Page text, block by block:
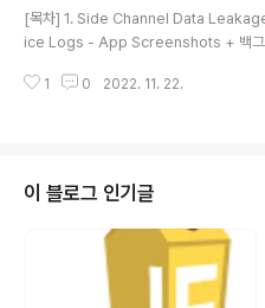
s:// ftp:// telnet:// ssh:// 등의 형태를 가
[목차] 1. Side Channel Data
ice Logs - App Screenshots + 백그
(CookieReader.py 활용 방법) 3. 대응
ystroke 로깅, HTTP 쿠키에 사용되는
PI 등과 같은 다양한 종류가 존재 # 참고
력 키를 누르는 행위로, 키보드 또는 이와
키를 누르는 것 Pasteb..
1 0 2022. 11. 22.
이 블로그 인기글